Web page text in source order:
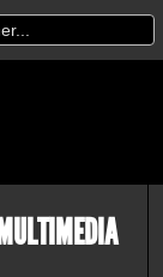
MULTIMEDIA